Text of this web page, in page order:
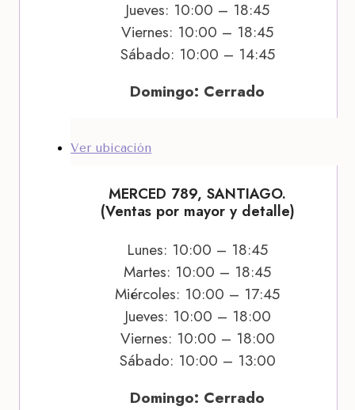
Jueves: 10:00 – 18:45
Viernes: 10:00 – 18:45
Sábado: 10:00 – 14:45
Domingo: Cerrado
Ver ubicación
MERCED 789, SANTIAGO.
(Ventas por mayor y detalle)
Lunes: 10:00 – 18:45
Martes: 10:00 – 18:45
Miércoles: 10:00 – 17:45
Jueves: 10:00 – 18:00
Viernes: 10:00 – 18:00
Sábado: 10:00 – 13:00
Domingo: Cerrado